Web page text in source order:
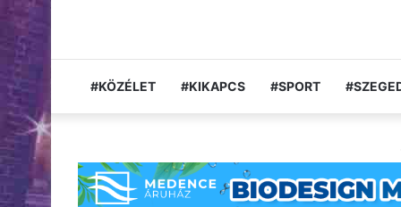
#KÖZÉLET #KIKAPCS #SPORT